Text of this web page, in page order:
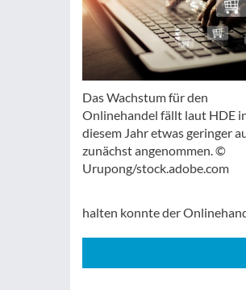
Das Wachstum für den
Onlinehandel fällt laut HDE
diesem Jahr etwas geringer
zunächst angenommen. ©
Urupong/stock.adobe.com
halten konnte der